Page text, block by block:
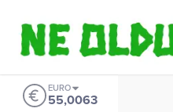
EURO
55,0063